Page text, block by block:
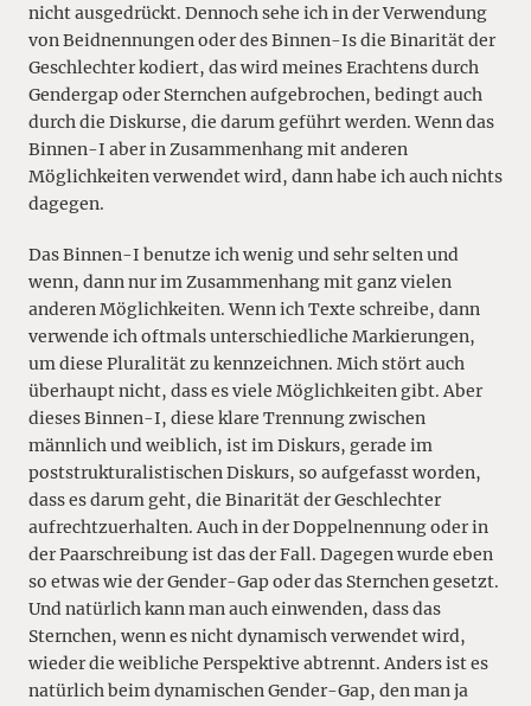
nicht ausgedrückt. Dennoch sehe ich in der Verwendung
von Beidnennungen oder des Binnen-Is die Binarität der
Geschlechter kodiert, das wird meines Erachtens durch
Gendergap oder Sternchen aufgebrochen, bedingt auch
durch die Diskurse, die darum geführt werden. Wenn das
Binnen-I aber in Zusammenhang mit anderen
Möglichkeiten verwendet wird, dann habe ich auch nichts
dagegen.
Das Binnen-I benutze ich wenig und sehr selten und
wenn, dann nur im Zusammenhang mit ganz vielen
anderen Möglichkeiten. Wenn ich Texte schreibe, dann
verwende ich oftmals unterschiedliche Markierungen,
um diese Pluralität zu kennzeichnen. Mich stört auch
überhaupt nicht, dass es viele Möglichkeiten gibt. Aber
dieses Binnen-I, diese klare Trennung zwischen
männlich und weiblich, ist im Diskurs, gerade im
poststrukturalistischen Diskurs, so aufgefasst worden,
dass es darum geht, die Binarität der Geschlechter
aufrechtzuerhalten. Auch in der Doppelnennung oder in
der Paarschreibung ist das der Fall. Dagegen wurde eben
so etwas wie der Gender-Gap oder das Sternchen gesetzt.
Und natürlich kann man auch einwenden, dass das
Sternchen, wenn es nicht dynamisch verwendet wird,
wieder die weibliche Perspektive abtrennt. Anders ist es
natürlich beim dynamischen Gender-Gap, den man ja